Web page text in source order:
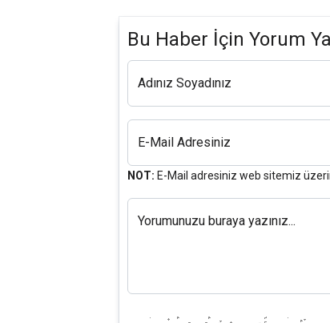
Bu Haber İçin Yorum
Adınız Soyadınız
E-Mail Adresiniz
NOT: E-Mail adresiniz web sitemiz
Yorumunuzu buraya yazınız...